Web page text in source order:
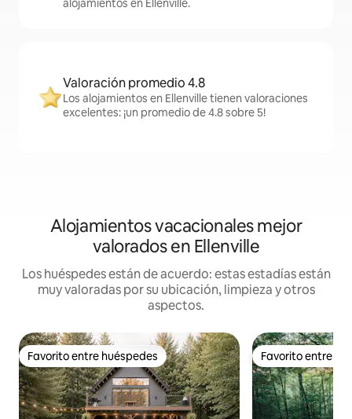
alojamientos en Ellenville.
Valoración promedio 4.8
Los alojamientos en Ellenville tienen valoraciones
excelentes: ¡un promedio de 4.8 sobre 5!
Alojamientos vacacionales mejor
valorados en Ellenville
Los huéspedes están de acuerdo: estas estadías están
muy valoradas por su ubicación, limpieza y otros
aspectos.
Favorito entre huéspedes
Favorito entre huéspedes Favorito entre
Favorito entre